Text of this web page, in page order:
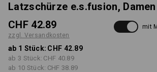
Latzschürze e.s.fusion, Damen
CHF 42.89
zzgl. Versandkosten
mit
ab 1 Stück: CHF 42.89
ab 3 Stück: CHF 40.89
ab 10 Stück: CHF 38.89